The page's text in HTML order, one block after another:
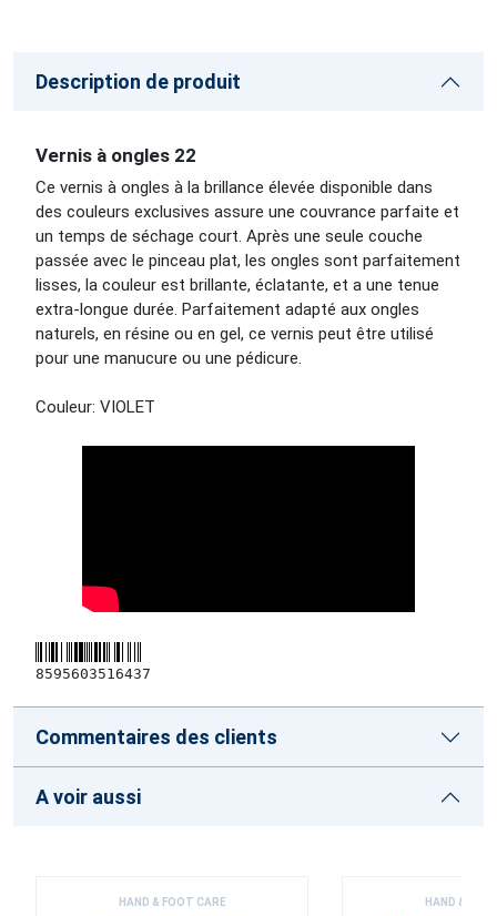
Description de produit
Vernis à ongles 22
Ce vernis à ongles à la brillance élevée disponible dans
des couleurs exclusives assure une couvrance parfaite et
un temps de séchage court. Après une seule couche
passée avec le pinceau plat, les ongles sont parfaitement
lisses, la couleur est brillante, éclatante, et a une tenue
extra-longue durée. Parfaitement adapté aux ongles
naturels, en résine ou en gel, ce vernis peut être utilisé
pour une manucure ou une pédicure.
Couleur: VIOLET
8595603516437
Commentaires des clients
A voir aussi
HAND & FOOT CARE HAND &